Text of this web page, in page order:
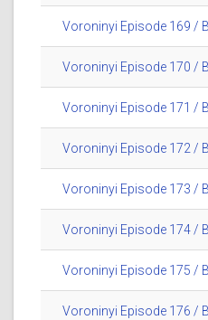
Voroninyi Episode 169 /
Voroninyi Episode 170 /
Voroninyi Episode 171 /
Voroninyi Episode 172 /
Voroninyi Episode 173 /
Voroninyi Episode 174 /
Voroninyi Episode 175 /
Voroninyi Episode 176 /